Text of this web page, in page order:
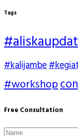
Tags
#kalijambe
#workshop
Free Consultation